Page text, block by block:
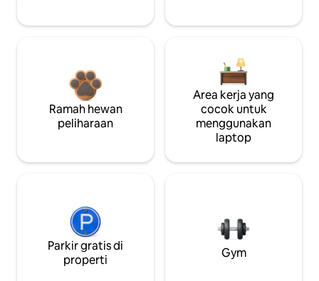
Ramah hewan
peliharaan
Area kerja yang
cocok untuk
menggunakan
laptop
Parkir gratis di
properti
Gym